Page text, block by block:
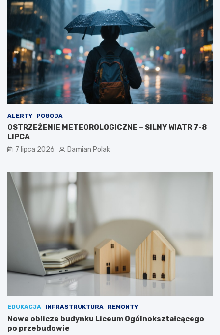
ALERTY POGODA
OSTRZEŻENIE METEOROLOGICZNE – SILNY WIATR 7-8
LIPCA
7 lipca 2026 Damian Polak
EDUKACJA INFRASTRUKTURA REMONTY
Nowe oblicze budynku Liceum Ogólnokształcącego
po przebudowie